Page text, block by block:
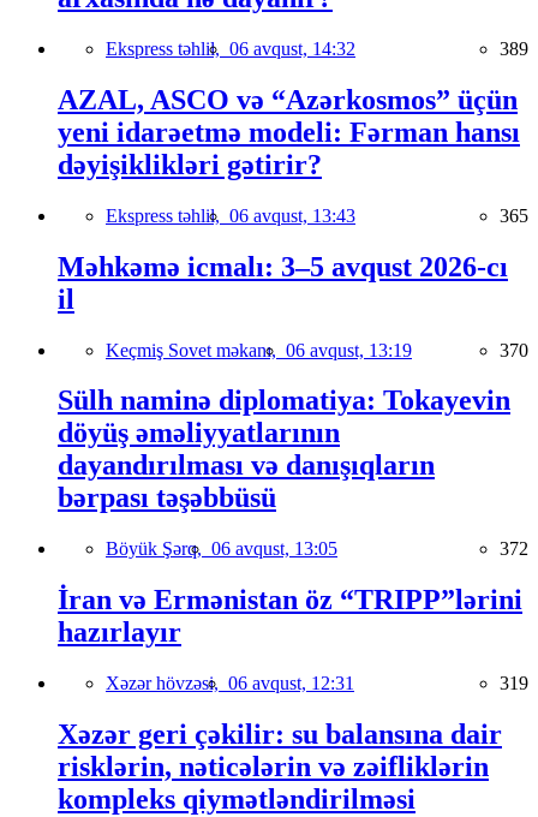
Ekspress təhlil, 06 avqust, 14:32 389
AZAL, ASCO və “Azərkosmos” üçün
yeni idarəetmə modeli: Fərman hansı
dəyişiklikləri gətirir?
Ekspress təhlil, 06 avqust, 13:43 365
Məhkəmə icmalı: 3–5 avqust 2026-cı
il
Keçmiş Sovet məkanı, 06 avqust, 13:19 370
Sülh naminə diplomatiya: Tokayevin
döyüş əməliyyatlarının
dayandırılması və danışıqların
bərpası təşəbbüsü
Böyük Şərq, 06 avqust, 13:05 372
İran və Ermənistan öz “TRIPP”lərini
hazırlayır
Xəzər hövzəsi, 06 avqust, 12:31 319
Xəzər geri çəkilir: su balansına dair
risklərin, nəticələrin və zəifliklərin
kompleks qiymətləndirilməsi